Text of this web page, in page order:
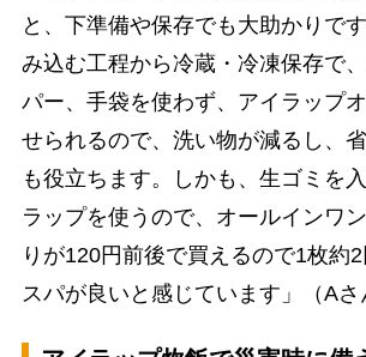
と、下準備や保存でも大助かりで
み込む工程から冷蔵・冷凍保存で
パー、手袋を使わず、アイラップ
せられるので、洗い物が減るし、
も役立ちます。しかも、生ゴミを
ラップを使うので、オールインワ
りが120円前後で買えるので1枚約
スパが良いと感じています」（Aさ